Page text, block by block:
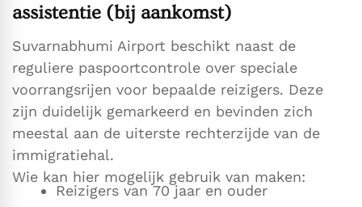
assistentie (bij aankomst)
Suvarnabhumi Airport beschikt naast de
reguliere paspoortcontrole over speciale
voorrangsrijen voor bepaalde reizigers. Deze
zijn duidelijk gemarkeerd en bevinden zich
meestal aan de uiterste rechterzijde van de
immigratiehal.
Wie kan hier mogelijk gebruik van maken:
Reizigers van 70 jaar en ouder